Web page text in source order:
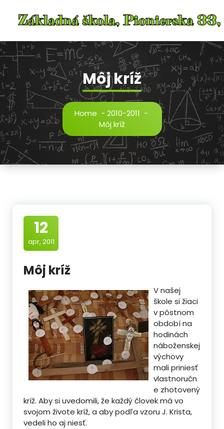
content
Môj kríž
Home - 2010-2011 -
Môj kríž
12
apr, 2011
Môj kríž
V našej
škole si žiaci
v pôstnom
období na
hodinách
náboženskej
výchovy
mali priniesť
vlastnoručn
e zhotovený
kríž. Aby si uvedomili, že každý človek má vo
svojom živote kríž, a aby podľa vzoru J. Krista,
vedeli ho aj niesť.